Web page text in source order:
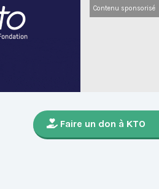
Contenu sponsorisé
Faire un don à KTO